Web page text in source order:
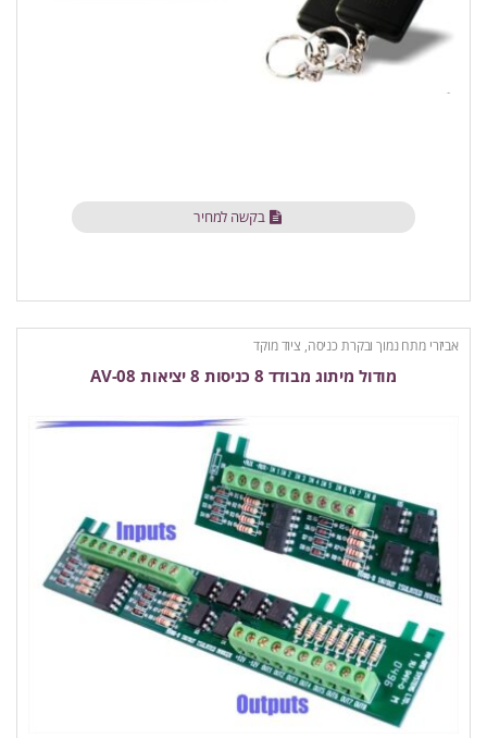
בקשה למחיר
אביזרי מתח נמוך ובקרת כניסה, ציוד מוקד
מודול מיתוג מבודד 8 כניסות 8 יציאות AV-08